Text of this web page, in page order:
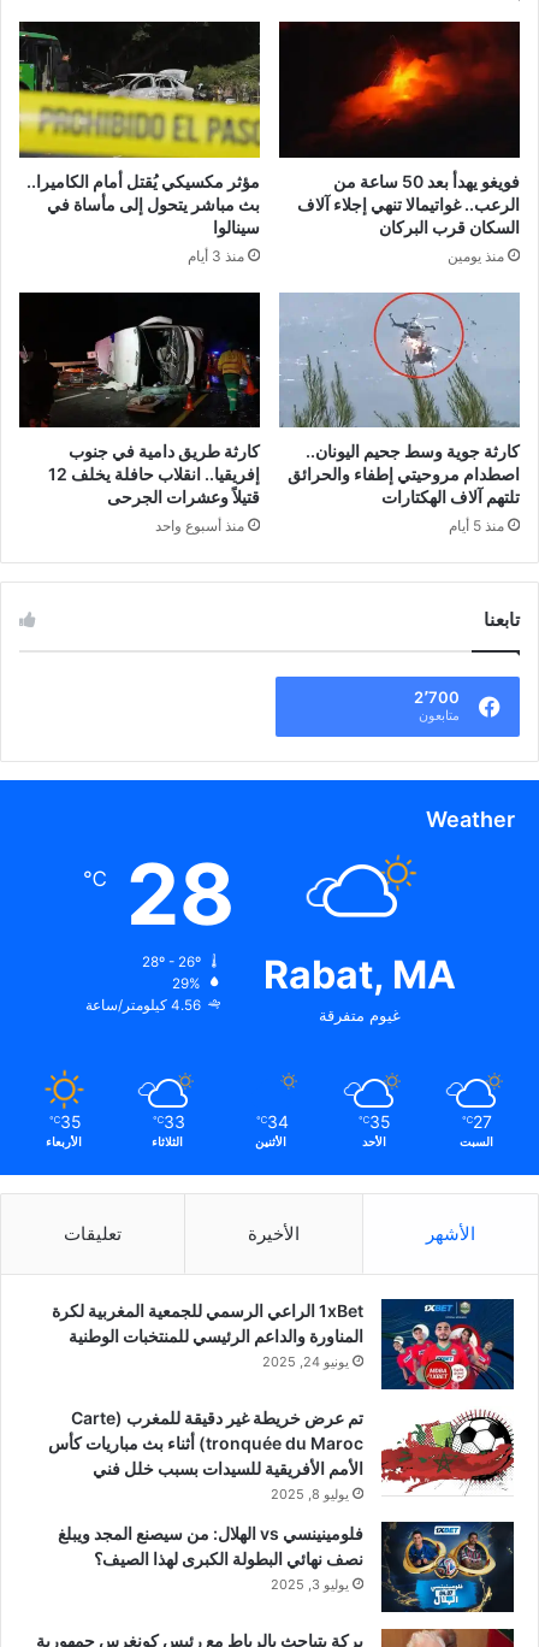
فويغو يهدأ بعد 50 ساعة من
الرعب.. غواتيمالا تنهي إجلاء آلاف
السكان قرب البركان
منذ يومين
مؤثر مكسيكي يُقتل أمام الكاميرا..
بث مباشر يتحول إلى مأساة في
سينالوا
منذ 3 أيام
كارثة جوية وسط جحيم اليونان..
اصطدام مروحيتي إطفاء والحرائق
تلتهم آلاف الهكتارات
منذ 5 أيام
كارثة طريق دامية في جنوب
إفريقيا.. انقلاب حافلة يخلف 12
قتيلاً وعشرات الجرحى
منذ أسبوع واحد
تابعنا
2٬700
متابعون
Weather
Rabat, MA
غيوم متفرقة
28
℃
29%
4.56 كيلومتر/ساعة
27
℃
السبت
35
℃
الأحد
34
℃
الأثنين
33
℃
الثلاثاء
35
℃
الأربعاء
الأشهر الأخيرة تعليقات
1xBet الراعي الرسمي للجمعية المغربية لكرة
المناورة والداعم الرئيسي للمنتخبات الوطنية
يونيو 24, 2025
تم عرض خريطة غير دقيقة للمغرب (Carte
tronquée du Maroc) أثناء بث مباريات كأس
الأمم الأفريقية للسيدات بسبب خلل فني
يوليو 8, 2025
فلومينينسي vs الهلال: من سيصنع المجد ويبلغ
نصف نهائي البطولة الكبرى لهذا الصيف؟
يوليو 3, 2025
بركة يتباحث بالرباط مع رئيس كونغرس جمهورية